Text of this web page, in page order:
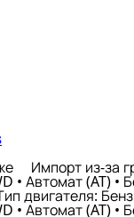
Импорт из-за
• Автомат (AT) •
двигателя:
• Автомат (AT) •